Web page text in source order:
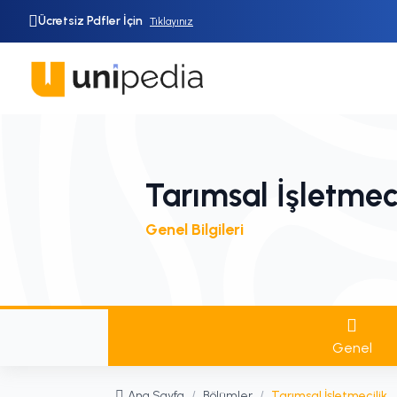
Ücretsiz Pdfler İçin Tıklayınız
Tarımsal
Genel Bilgileri
Genel